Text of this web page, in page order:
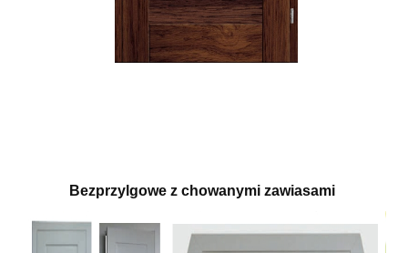
Bezprzylgowe z chowanymi zawiasami